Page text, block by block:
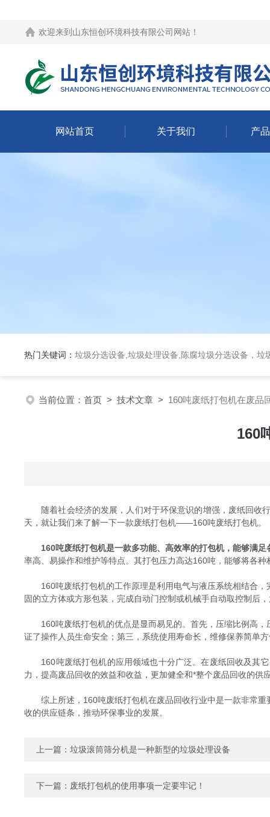
欢迎来到 山东恒创环境科技有限公司网站 ！
网站首页 关于我们 产
热门关键词： 垃圾分选设备,垃圾处理设备,陈腐垃圾分选设备，垃
当前位置： 首页 > 技术文章 > 160吨废纸打包机在废品
160
随着社会经济的发展，人们对于环保意识的增强，废纸回收行
天，就让我们来了解一下一款废纸打包机——160吨废纸打包机。
160吨废纸打包机是一款多功能、高效率的打包机，能够满
率高、易操作和维护等特点。其打包压力高达160吨，能够将各
160吨废纸打包机的工作原理是利用电气与液压系统相结合，
固的立方体或方形包装，完成自动门控制或机械手自动取控制后
160吨废纸打包机的优点是显而易见的。首先，压缩比例高，
证了操作人员生命安全；第三，系统使用寿命长，维修保养简单
160吨废纸打包机的应用领域也十分广泛。在废纸回收及其它
力，提高废品回收的效益和收益，更加健全和*整个废品回收的供
综上所述，160吨废纸打包机在废品回收行业中是一款非常重
收的供应链条，推动环保事业的发展。
上一篇： 垃圾滚筒筛分机是一种新型的垃圾处理设备
下一篇： 废纸打包机的使用事项一定要牢记！